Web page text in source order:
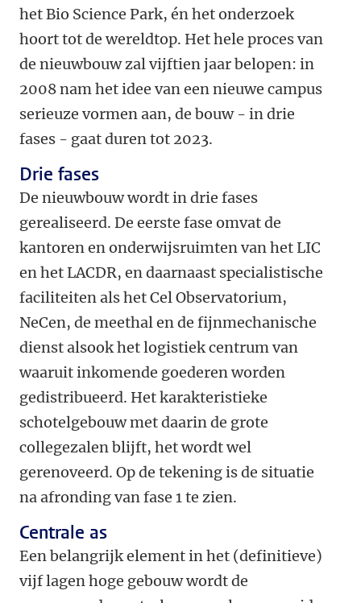
het Bio Science Park, én het onderzoek
hoort tot de wereldtop. Het hele proces van
de nieuwbouw zal vijftien jaar belopen: in
2008 nam het idee van een nieuwe campus
serieuze vormen aan, de bouw - in drie
fases - gaat duren tot 2023.
Drie fases
De nieuwbouw wordt in drie fases
gerealiseerd. De eerste fase omvat de
kantoren en onderwijsruimten van het LIC
en het LACDR, en daarnaast specialistische
faciliteiten als het Cel Observatorium,
NeCen, de meethal en de fijnmechanische
dienst alsook het logistiek centrum van
waaruit inkomende goederen worden
gedistribueerd. Het karakteristieke
schotelgebouw met daarin de grote
collegezalen blijft, het wordt wel
gerenoveerd. Op de tekening is de situatie
na afronding van fase 1 te zien.
Centrale as
Een belangrijk element in het (definitieve)
vijf lagen hoge gebouw wordt de